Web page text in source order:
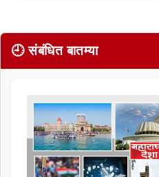
🕘 संबंधित बातम्या